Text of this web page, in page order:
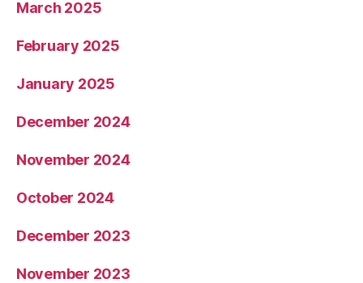
March 2025
February 2025
January 2025
December 2024
November 2024
October 2024
December 2023
November 2023